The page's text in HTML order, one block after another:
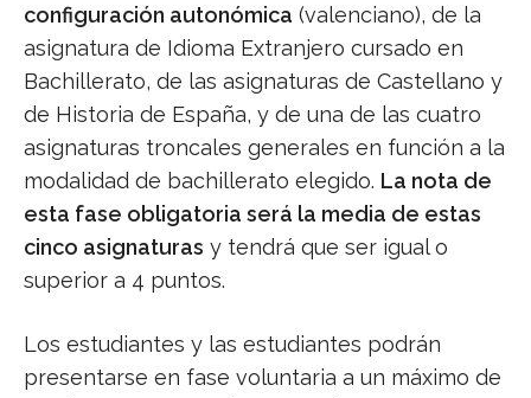
configuración autonómica (valenciano), de la
asignatura de Idioma Extranjero cursado en
Bachillerato, de las asignaturas de Castellano y
de Historia de España, y de una de las cuatro
asignaturas troncales generales en función a la
modalidad de bachillerato elegido. La nota de
esta fase obligatoria será la media de estas
cinco asignaturas y tendrá que ser igual o
superior a 4 puntos.
Los estudiantes y las estudiantes podrán
presentarse en fase voluntaria a un máximo de